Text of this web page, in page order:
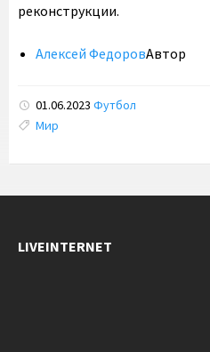
реконструкции.
Алексей ФедоровАвтор
01.06.2023 Футбол
Tags:
Мир
LIVEINTERNET